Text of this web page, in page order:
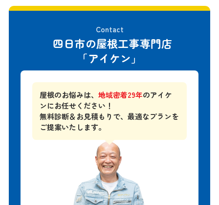
Contact
四日市の屋根工事専門店
「アイケン」
屋根のお悩みは、地域密着29年のアイケ
ンにお任せください！
無料診断＆お見積もりで、最適なプランを
ご提案いたします。